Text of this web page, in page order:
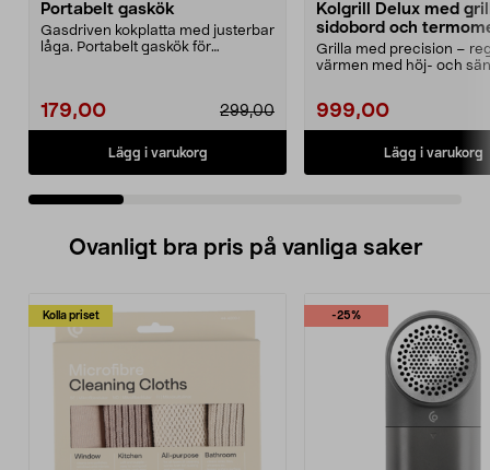
Portabelt gaskök
Gasdriven kokplatta med justerbar
låga. Portabelt gaskök för
179,00 299,00
Lägg i varukorg
Kolgrill Delux med
sidobord och
Grilla med precision –
värmen med höj- och
999,00
Lägg i varukorg
Ovanligt bra pris på vanliga saker
Kolla priset -25%